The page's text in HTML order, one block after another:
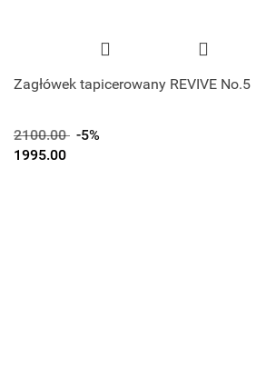
Zagłówek tapicerowany REVIVE No.5
2100.00 -5%
1995.00